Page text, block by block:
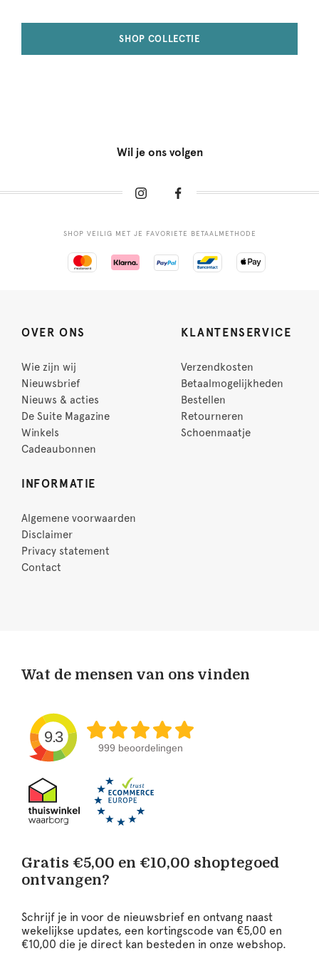
SHOP COLLECTIE
Wil je ons volgen
SHOP VEILIG MET JE FAVORIETE BETAALMETHODE
OVER ONS
Wie zijn wij
Nieuwsbrief
Nieuws & acties
De Suite Magazine
Winkels
Cadeaubonnen
KLANTENSERVICE
Verzendkosten
Betaalmogelijkheden
Bestellen
Retourneren
Schoenmaatje
INFORMATIE
Algemene voorwaarden
Disclaimer
Privacy statement
Contact
Wat de mensen van ons vinden
9.3
999 beoordelingen
Gratis €5,00 en €10,00 shoptegoed
ontvangen?
Schrijf je in voor de nieuwsbrief en ontvang naast
wekelijkse updates, een kortingscode van €5,00 en
€10,00 die je direct kan besteden in onze webshop.